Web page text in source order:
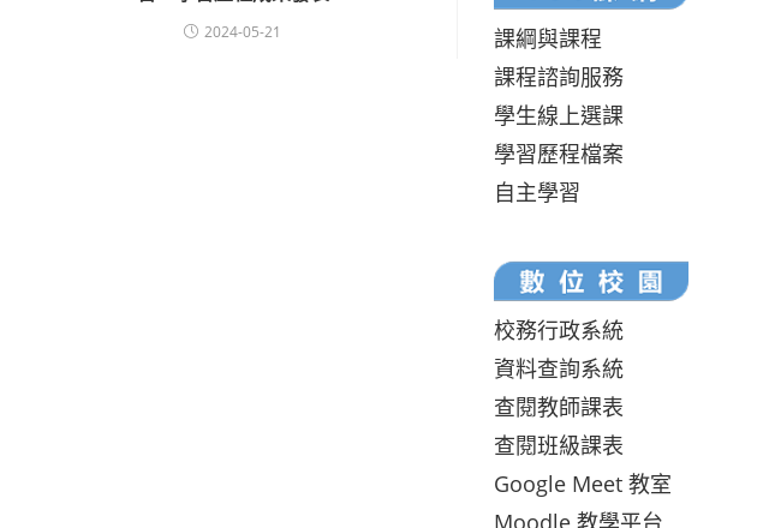
2024-05-21
課綱與課程
課程諮詢服務
學生線上選課
學習歷程檔案
自主學習
校務行政系統
資料查詢系統
查閱教師課表
查閱班級課表
Google Meet 教室
Moodle 教學平台